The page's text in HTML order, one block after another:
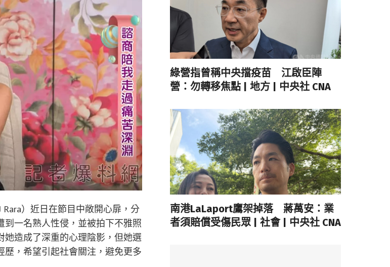
）近日在節目中敞開心扉，分
一名熟人性侵，並被拍下不雅照
她造成了深重的心理陰影，但她選
，希望引起社會關注，避免更多
綠營指曾稱中央擋疫苗 江啟臣陣
營：勿轉移焦點 | 地方 | 中央社 CNA
南港LaLaport鷹架掉落 蔣萬安：業
者須賠償受傷民眾 | 社會 | 中央社 CNA